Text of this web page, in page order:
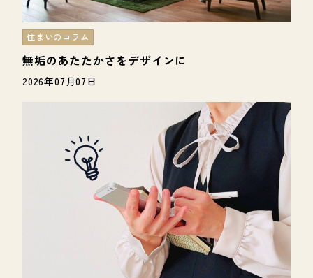
無垢のあたたかさをデザインに
住まいのコラム
2026年07月07日